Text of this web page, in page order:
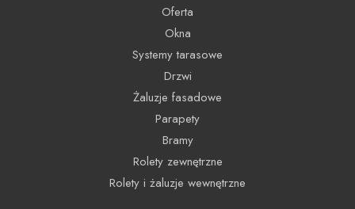
Oferta
Okna
Systemy tarasowe
Drzwi
Żaluzje fasadowe
Parapety
Bramy
Rolety zewnętrzne
Rolety i żaluzje wewnętrzne